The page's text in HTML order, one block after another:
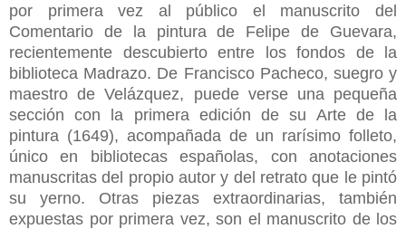
por primera vez al público el manuscrito del
Comentario de la pintura de Felipe de Guevara,
recientemente descubierto entre los fondos de la
biblioteca Madrazo. De Francisco Pacheco, suegro y
maestro de Velázquez, puede verse una pequeña
sección con la primera edición de su Arte de la
pintura (1649), acompañada de un rarísimo folleto,
único en bibliotecas españolas, con anotaciones
manuscritas del propio autor y del retrato que le pintó
su yerno. Otras piezas extraordinarias, también
expuestas por primera vez, son el manuscrito de los